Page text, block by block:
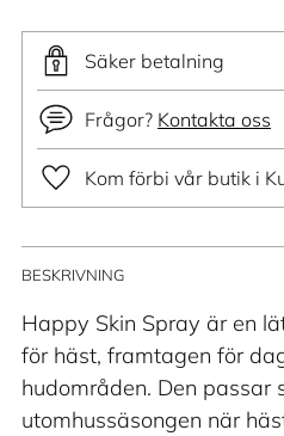
Säker betalning
Frågor? Kontakta oss
Kom förbi vår butik i
Lägger
till
produkt
i
din
varukorg
BESKRIVNING
Happy Skin Spray är en
för häst, framtagen för
hudområden. Den passar
utomhussäsongen när